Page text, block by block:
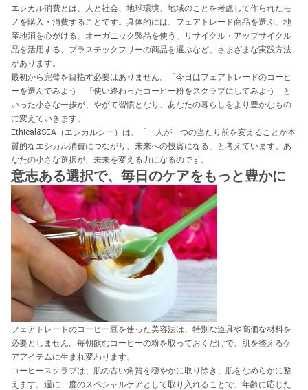
エシカル消費とは、人と社会、地球環境、地域のことを考慮して作られたモ
ノを購入・消費することです。具体的には、フェアトレード商品を選ぶ、地
産地消を心がける、オーガニック製品を使う、リサイクル・アップサイクル
品を活用する、プラスチックフリーの商品を選ぶなど、さまざまな実践方法
があります。
最初から完璧を目指す必要はありません。「今日はフェアトレードのコーヒ
ーを選んでみよう」「使い終わったコーヒー粉をスクラブにしてみよう」と
いった小さな一歩が、やがて習慣となり、あなたの暮らしをより豊かなもの
に変えていきます。
Ethical&SEA（エシカルシー）は、「一人が一つの当たり前を変えることが本
質的なエシカル消費につながり、未来への投資になる」と考えています。あ
なたの小さな選択が、未来を変える力になるのです。
意志ある選択で、毎日のケアをもっと豊かに
フェアトレードのコーヒー豆を使った美容法は、特別な道具や高価な材料を
必要としません。毎朝飲むコーヒーの粉を取っておくだけで、肌を整えるケ
アアイテムに生まれ変わります。
コーヒースクラブは、肌の古い角質を穏やかに取り除き、肌をなめらかに整
えます。週に一度のスペシャルケアとして取り入れることで、年齢に応じた